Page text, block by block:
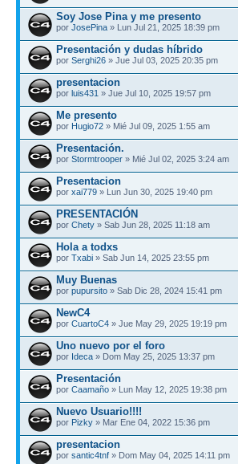
Soy Jose Pina y me presento
por JosePina » Lun Jul 21, 2025 18:39 pm
Presentación y dudas híbrido
por Serghi26 » Jue Jul 03, 2025 20:35 pm
presentacion
por luis431 » Jue Jul 10, 2025 19:57 pm
Me presento
por Hugio72 » Mié Jul 09, 2025 1:55 am
Presentación.
por Stormtrooper » Mié Jul 02, 2025 3:24 am
Presentacion
por xai779 » Lun Jun 30, 2025 19:40 pm
PRESENTACIÓN
por Chety » Sab Jun 28, 2025 11:18 am
Hola a todxs
por Txabi » Sab Jun 14, 2025 23:55 pm
Muy Buenas
por pupursito » Sab Dic 28, 2024 15:41 pm
NewC4
por CuartoC4 » Jue May 29, 2025 19:19 pm
Uno nuevo por el foro
por Ideca » Dom May 25, 2025 13:37 pm
Presentación
por Caamaño » Lun May 12, 2025 19:38 pm
Nuevo Usuario!!!!
por Pizky » Mar Ene 04, 2022 15:36 pm
presentacion
por santic4tnf » Dom May 04, 2025 14:11 pm